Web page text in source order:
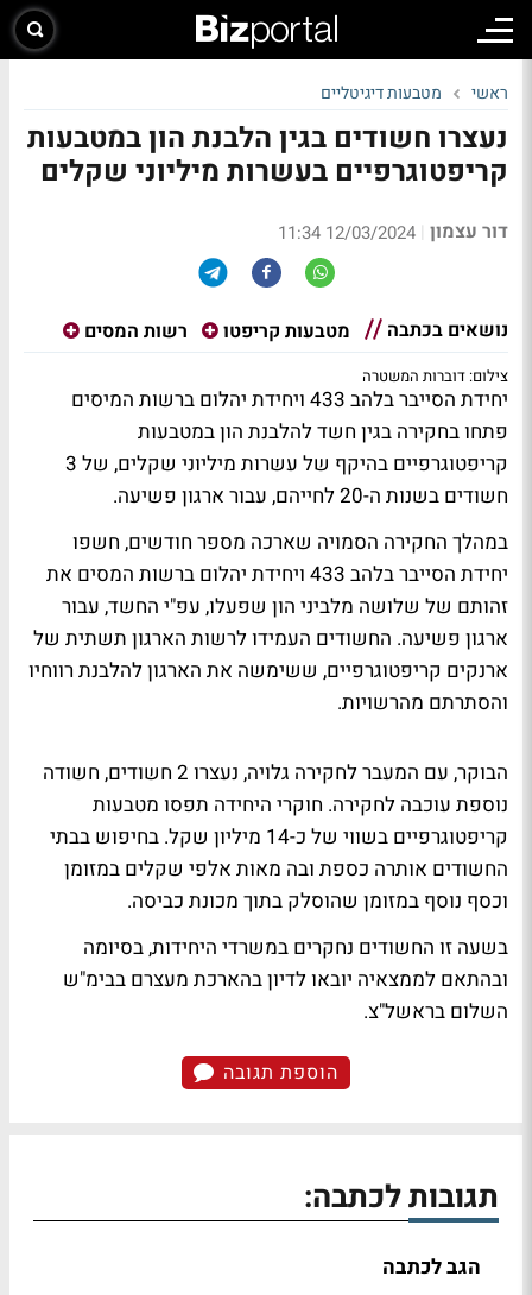
ראשי מטבעות דיגיטליים
נעצרו חשודים בגין הלבנת הון במטבעות
קריפטוגרפיים בעשרות מיליוני שקלים
דור עצמון |
12/03/2024 11:34
נושאים בכתבה מטבעות קריפטו רשות המסים
צילום: דוברות המשטרה
יחידת הסייבר בלהב 433 ויחידת יהלום ברשות המיסים
פתחו בחקירה בגין חשד להלבנת הון במטבעות
קריפטוגרפיים בהיקף של עשרות מיליוני שקלים, של 3
חשודים בשנות ה-20 לחייהם, עבור ארגון פשיעה.
במהלך החקירה הסמויה שארכה מספר חודשים, חשפו
יחידת הסייבר בלהב 433 ויחידת יהלום ברשות המסים את
זהותם של שלושה מלביני הון שפעלו, עפ"י החשד, עבור
ארגון פשיעה. החשודים העמידו לרשות הארגון תשתית של
ארנקים קריפטוגרפיים, ששימשה את הארגון להלבנת רווחיו
והסתרתם מהרשויות.
הבוקר, עם המעבר לחקירה גלויה, נעצרו 2 חשודים, חשודה
נוספת עוכבה לחקירה. חוקרי היחידה תפסו מטבעות
קריפטוגרפיים בשווי של כ-14 מיליון שקל. בחיפוש בבתי
החשודים אותרה כספת ובה מאות אלפי שקלים במזומן
וכסף נוסף במזומן שהוסלק בתוך מכונת כביסה.
בשעה זו החשודים נחקרים במשרדי היחידות, בסיומה
ובהתאם לממצאיה יובאו לדיון בהארכת מעצרם בבימ"ש
השלום בראשל"צ.
הוספת תגובה
תגובות לכתבה:
הגב לכתבה